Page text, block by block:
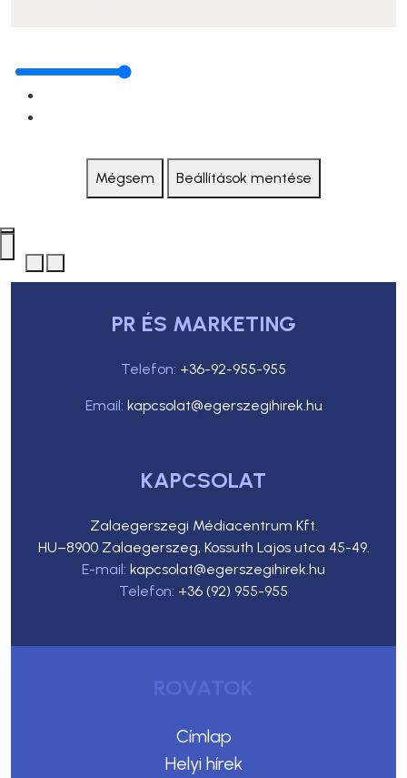
Mégsem Beállítások mentése
PR ÉS MARKETING
Telefon: +36-92-955-955
Email: kapcsolat@egerszegihirek.hu
KAPCSOLAT
Zalaegerszegi Médiacentrum Kft.
HU–8900 Zalaegerszeg, Kossuth Lajos utca 45-49.
E-mail: kapcsolat@egerszegihirek.hu
Telefon: +36 (92) 955-955
ROVATOK
Címlap
Helyi hírek